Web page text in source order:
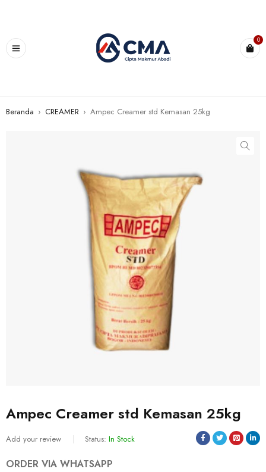
0
Beranda › CREAMER › Ampec Creamer std Kemasan 25kg
Ampec Creamer std Kemasan 25kg
Add your review Status: In Stock
ORDER VIA WHATSAPP